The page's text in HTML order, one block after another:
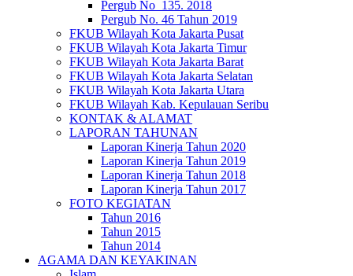
Pergub No_135. 2018
Pergub No. 46 Tahun 2019
FKUB Wilayah Kota Jakarta Pusat
FKUB Wilayah Kota Jakarta Timur
FKUB Wilayah Kota Jakarta Barat
FKUB Wilayah Kota Jakarta Selatan
FKUB Wilayah Kota Jakarta Utara
FKUB Wilayah Kab. Kepulauan Seribu
KONTAK & ALAMAT
LAPORAN TAHUNAN
Laporan Kinerja Tahun 2020
Laporan Kinerja Tahun 2019
Laporan Kinerja Tahun 2018
Laporan Kinerja Tahun 2017
FOTO KEGIATAN
Tahun 2016
Tahun 2015
Tahun 2014
AGAMA DAN KEYAKINAN